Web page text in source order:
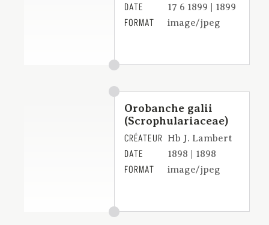
DATE 17 6 1899 | 1899
FORMAT image/jpeg
Orobanche galii
(Scrophulariaceae)
CRÉATEUR Hb J. Lambert
DATE 1898 | 1898
FORMAT image/jpeg